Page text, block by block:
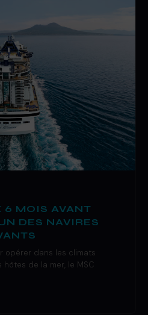
6 MOIS AVANT
DES NAVIRES
opérer dans les climats
de la mer, le MSC